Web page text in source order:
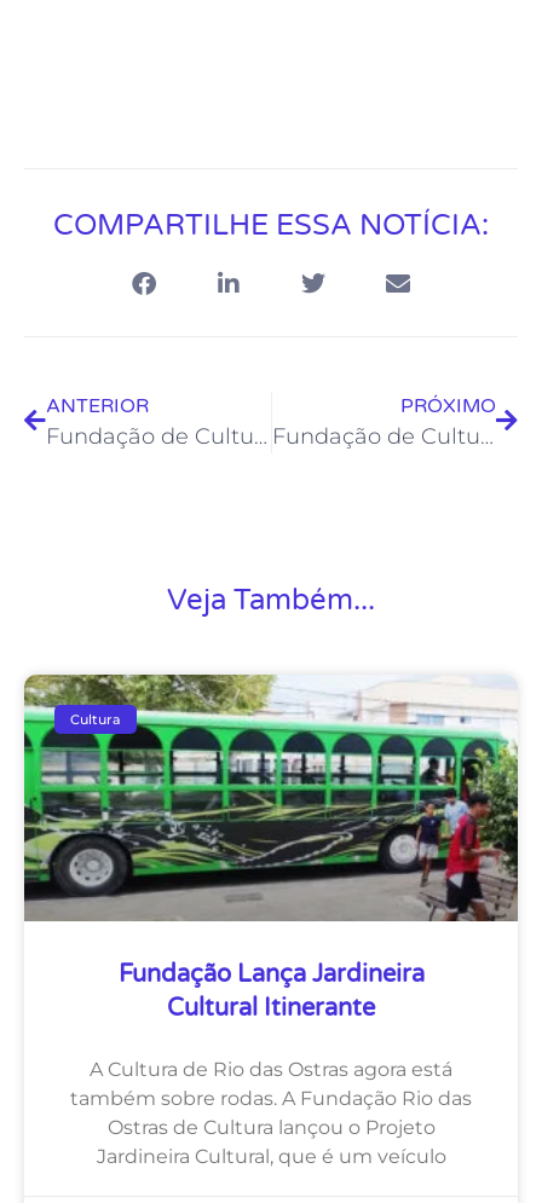
COMPARTILHE ESSA NOTÍCIA:
ANTERIOR
Fundação de Cultura abre seleção para instrutores de Cursos Livres
PRÓXIMO
Fundação de Cultura monta programação para celebrar Dia da Dança
Veja Também...
Cultura
Fundação Lança Jardineira
Cultural Itinerante
A Cultura de Rio das Ostras agora está
também sobre rodas. A Fundação Rio das
Ostras de Cultura lançou o Projeto
Jardineira Cultural, que é um veículo